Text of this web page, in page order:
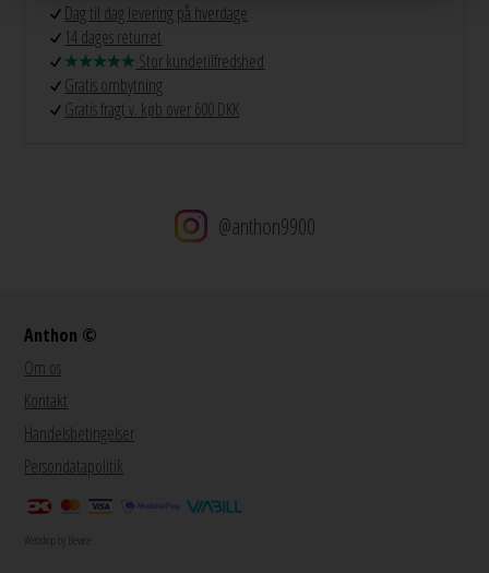
Dag til dag levering på hverdage
14 dages returret
Stor kundetilfredshed
Gratis ombytning
Gratis fragt v. køb over 600 DKK
@anthon9900
Anthon ©
Om os
Kontakt
Handelsbetingelser
Persondatapolitik
Webshop by Bewise